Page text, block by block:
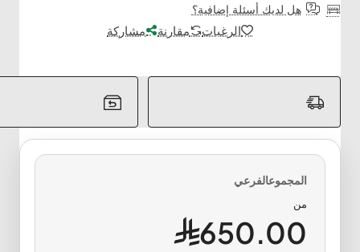
هل لديك أسئلة إضافية؟
الرغبات مقارنة مشاركة
من
650.00